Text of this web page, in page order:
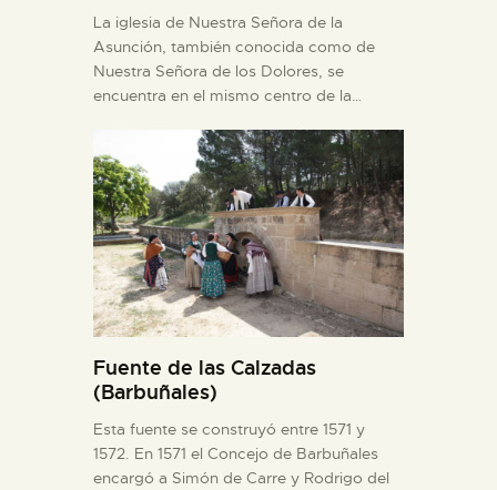
La iglesia de Nuestra Señora de la
Asunción, también conocida como de
Nuestra Señora de los Dolores, se
encuentra en el mismo centro de la…
Fuente de las Calzadas
(Barbuñales)
Esta fuente se construyó entre 1571 y
1572. En 1571 el Concejo de Barbuñales
encargó a Simón de Carre y Rodrigo del